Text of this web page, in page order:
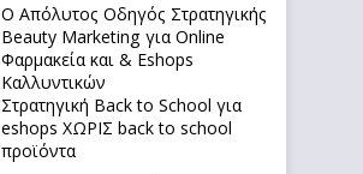
Ο Απόλυτoς Οδηγός Στρατηγικής
Beauty Marketing για Online
Φαρμακεία και & Eshops
Καλλυντικών
Στρατηγική Back to School για
eshops ΧΩΡΙΣ back to school
προϊόντα